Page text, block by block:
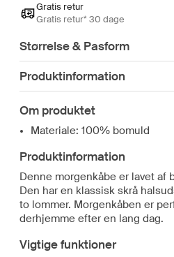
Gratis retur
Gratis retur* 30 dage
Størrelse & Pasform
Produktinformation
Om produktet
Materiale: 100% bomuld
Produktinformation
Denne morgenkåbe er lavet af
Den har en klassisk skrå
to lommer. Morgenkåben er
derhjemme efter en lang dag.
Vigtige funktioner